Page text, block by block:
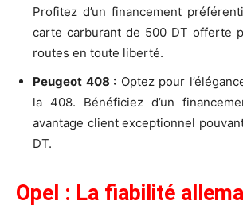
Profitez d’un financement
carte carburant de 500 DT offerte
routes en toute liberté.
Peugeot 408 : Optez pour
la 408. Bénéficiez d’un
avantage client exceptionnel
DT.
Opel : La fiabilité